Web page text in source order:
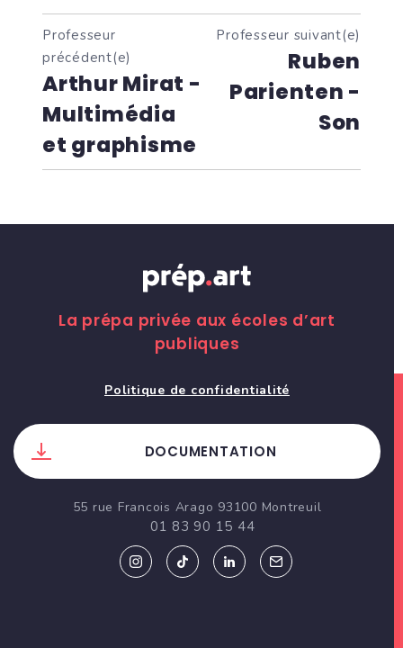
Professeur
précédent(e)
Arthur Mirat -
Multimédia
et graphisme
Professeur suivant(e)
Ruben
Parienten -
Son
La prépa privée aux écoles d’art
publiques
Politique de confidentialité
DOCUMENTATION
55 rue Francois Arago 93100 Montreuil
01 83 90 15 44